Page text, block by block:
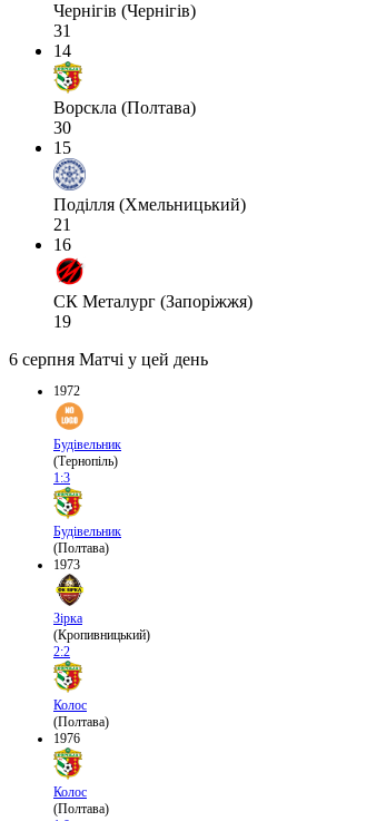
Чернігів (Чернігів)
31
14
Ворскла (Полтава)
30
15
Поділля (Хмельницький)
21
16
СК Металург (Запоріжжя)
19
6 серпня Матчі у цей день
1972
Будівельник
(Тернопіль)
1:3
Будівельник
(Полтава)
1973
Зірка
(Кропивницький)
2:2
Колос
(Полтава)
1976
Колос
(Полтава)